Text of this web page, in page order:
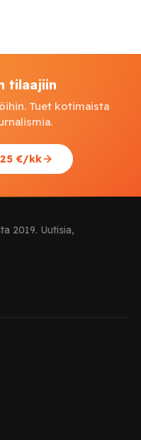
tilaajiin
Tuet kotimaista
€/kk
2019. Uutisia,